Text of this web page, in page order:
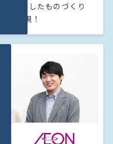
に依存したものづくり
を実現！